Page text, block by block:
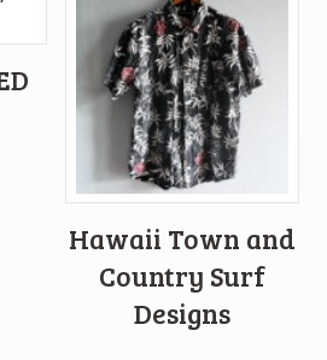
Hawaii Town and
Country Surf
Designs